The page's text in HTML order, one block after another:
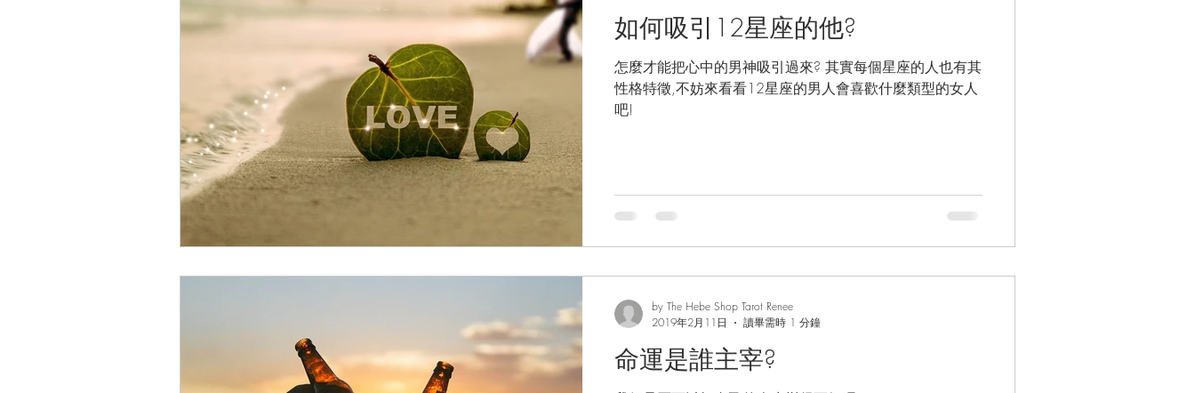
如何吸引12星座的他?
怎麼才能把心中的男神吸引過來? 其實每個星座的人也有其
性格特徵,不妨來看看12星座的男人會喜歡什麼類型的女人
吧!
命運是誰主宰?
by The Hebe Shop Tarot Renee
2019年2月11日
讀畢需時 1 分鐘